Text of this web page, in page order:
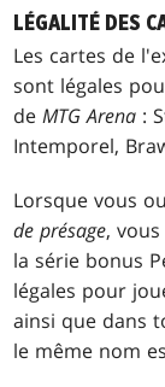
LÉGALITÉ DES
Les cartes de
sont légales
deMTG Arena :
Intemporel,
Lorsque vous
de présage,
la série bonus
légales pour
ainsi que dans
le même nom